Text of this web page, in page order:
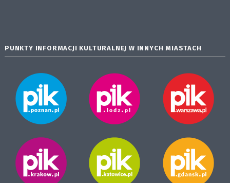
PUNKTY INFORMACJI KULTURALNEJ W INNYCH MIASTACH